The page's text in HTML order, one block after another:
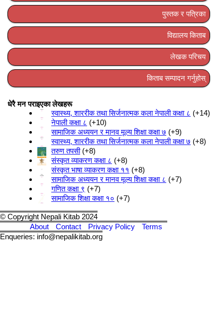
पुस्तक र पत्रिका
विद्यालय किताब
लेखक परिचय
किताब सम्पादन गर्नुहोस्
धेरै मन पराइएका लेखहरू
स्वास्थ्य, शाररीक तथा सिर्जनात्मक कला नेपाली कक्षा ८
+14
नेपाली कक्षा ८
+10
सामाजिक अध्ययन र मानव मूल्य शिक्षा कक्षा ७ +9
स्वास्थ्य, शाररीक तथा सिर्जनात्मक कला नेपाली कक्षा ७ +8
तरुण तपसी +8
संस्कृत व्याकरण कक्षा ८
+8
संस्कृत भाषा व्याकरण कक्षा ११
+8
सामाजिक अध्ययन र मानव मूल्य शिक्षा कक्षा ८
+7
गणित कक्षा ९
+7
सामाजिक शिक्षा कक्षा १० +7
© Copyright Nepali Kitab 2024
About
Contact Privacy Policy
Terms
Enqueries: info@nepalikitab.org